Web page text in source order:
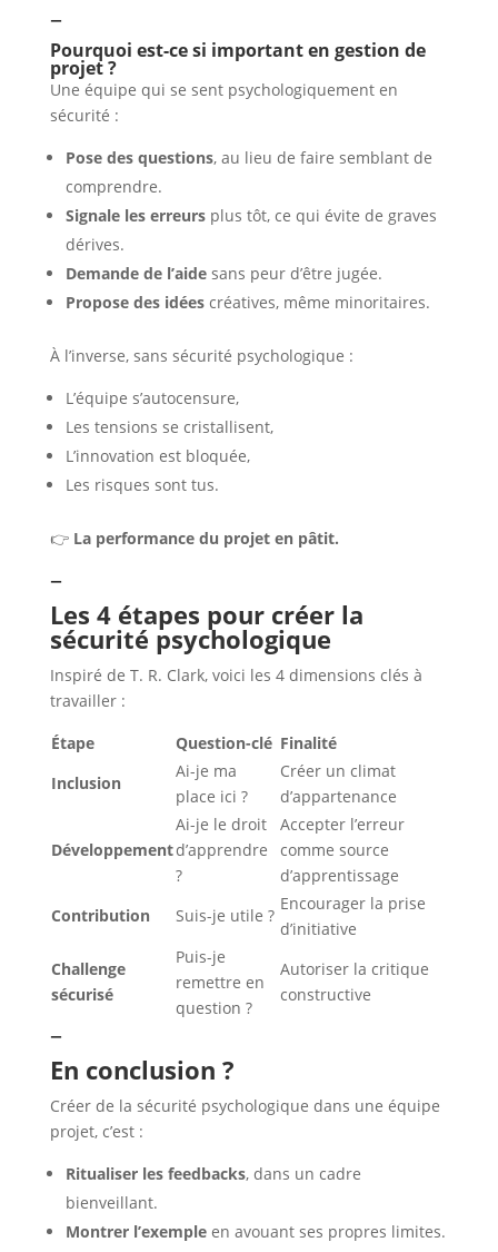
–
Pourquoi est-ce si important en gestion de
projet ?
Une équipe qui se sent psychologiquement en
sécurité :
Pose des questions, au lieu de faire semblant de
comprendre.
Signale les erreursplus tôt, ce qui évite de graves
dérives.
Demande de l’aidesans peur d’être jugée.
Propose des idéescréatives, même minoritaires.
À l’inverse, sans sécurité psychologique :
L’équipe s’autocensure,
Les tensions se cristallisent,
L’innovation est bloquée,
Les risques sont tus.
👉 La performance du projet en pâtit.
–
Les 4 étapes pour créer la
sécurité psychologique
Inspiré de T. R. Clark, voici les 4 dimensions clés à
travailler :
Étape
Question-clé Finalité
Inclusion
Ai-je ma
place ici ?
Créer un climat
d’appartenance
Développement
Ai-je le droit
d’apprendre
?
Accepter l’erreur
comme source
d’apprentissage
Contribution
Suis-je utile ?
Encourager la prise
d’initiative
Challenge
sécurisé
Puis-je
remettre en
question ?
Autoriser la critique
constructive
–
En conclusion ?
Créer de la sécurité psychologique dans une équipe
projet, c’est :
Ritualiser les feedbacks, dans un cadre
bienveillant.
Montrer l’exempleen avouant ses propres limites.